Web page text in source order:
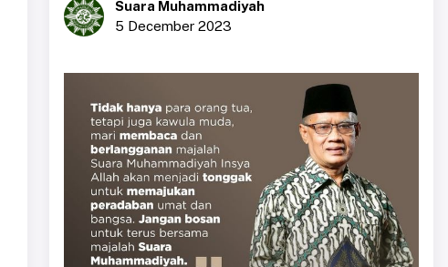
Suara Muhammadiyah
5 December 2023